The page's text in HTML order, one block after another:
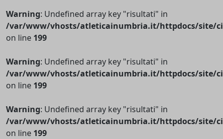
Warning: Undefined array key "risultati" in
/var/www/vhosts/atleticainumbria.it/httpdocs/site/
on line 199
Warning: Undefined array key "risultati" in
/var/www/vhosts/atleticainumbria.it/httpdocs/site/
on line 199
Warning: Undefined array key "risultati" in
/var/www/vhosts/atleticainumbria.it/httpdocs/site/
on line 199